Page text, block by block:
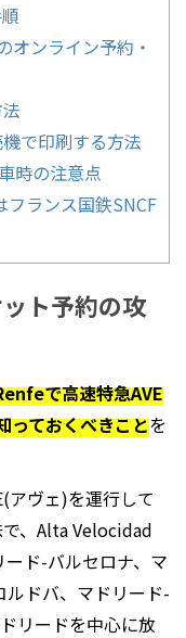
オンライン予約・
で印刷する方法
時の注意点
ランス国鉄SNCF
ト予約の攻
で高速特急AVE
っておくべきことを
アヴェ)を運行して
で、Alta Velocidad
ード-バルセロナ、マ
ルドバ、マドリード-
リードを中心に放